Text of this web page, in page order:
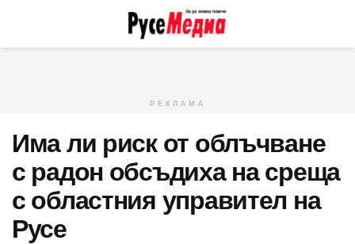
РЕКЛАМА
Има ли риск от облъчване
с радон обсъдиха на среща
с областния управител на
Русе